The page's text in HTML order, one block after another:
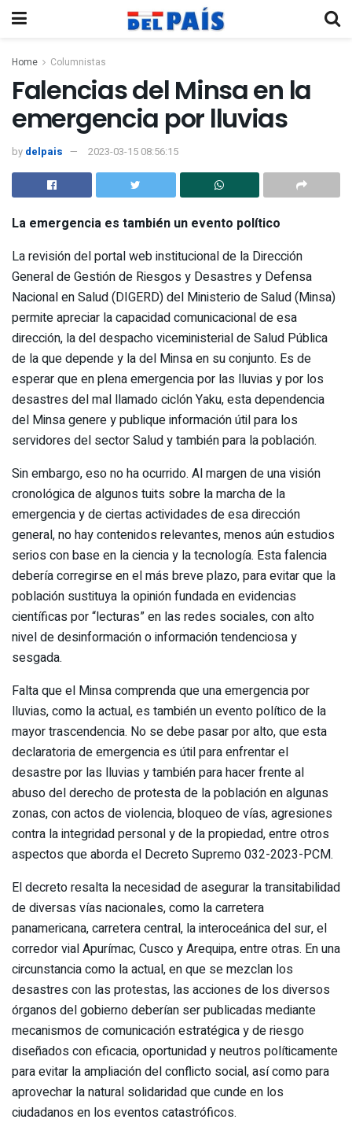
Home Columnistas
Falencias del Minsa en la
emergencia por lluvias
by delpais 2023-03-15 08:56:15
La emergencia es también un evento político
La revisión del portal web institucional de la Dirección
General de Gestión de Riesgos y Desastres y Defensa
Nacional en Salud (DIGERD) del Ministerio de Salud (Minsa)
permite apreciar la capacidad comunicacional de esa
dirección, la del despacho viceministerial de Salud Pública
de la que depende y la del Minsa en su conjunto. Es de
esperar que en plena emergencia por las lluvias y por los
desastres del mal llamado ciclón Yaku, esta dependencia
del Minsa genere y publique información útil para los
servidores del sector Salud y también para la población.
Sin embargo, eso no ha ocurrido. Al margen de una visión
cronológica de algunos tuits sobre la marcha de la
emergencia y de ciertas actividades de esa dirección
general, no hay contenidos relevantes, menos aún estudios
serios con base en la ciencia y la tecnología. Esta falencia
debería corregirse en el más breve plazo, para evitar que la
población sustituya la opinión fundada en evidencias
científicas por “lecturas” en las redes sociales, con alto
nivel de desinformación o información tendenciosa y
sesgada.
Falta que el Minsa comprenda que una emergencia por
lluvias, como la actual, es también un evento político de la
mayor trascendencia. No se debe pasar por alto, que esta
declaratoria de emergencia es útil para enfrentar el
desastre por las lluvias y también para hacer frente al
abuso del derecho de protesta de la población en algunas
zonas, con actos de violencia, bloqueo de vías, agresiones
contra la integridad personal y de la propiedad, entre otros
aspectos que aborda el Decreto Supremo 032-2023-PCM.
El decreto resalta la necesidad de asegurar la transitabilidad
de diversas vías nacionales, como la carretera
panamericana, carretera central, la interoceánica del sur, el
corredor vial Apurímac, Cusco y Arequipa, entre otras. En una
circunstancia como la actual, en que se mezclan los
desastres con las protestas, las acciones de los diversos
órganos del gobierno deberían ser publicadas mediante
mecanismos de comunicación estratégica y de riesgo
diseñados con eficacia, oportunidad y neutros políticamente
para evitar la ampliación del conflicto social, así como para
aprovechar la natural solidaridad que cunde en los
ciudadanos en los eventos catastróficos.